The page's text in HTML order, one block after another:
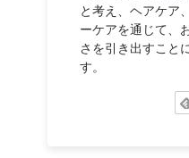
と考え、ヘアケア
ーケアを通じて、
さを引き出すこと
す。